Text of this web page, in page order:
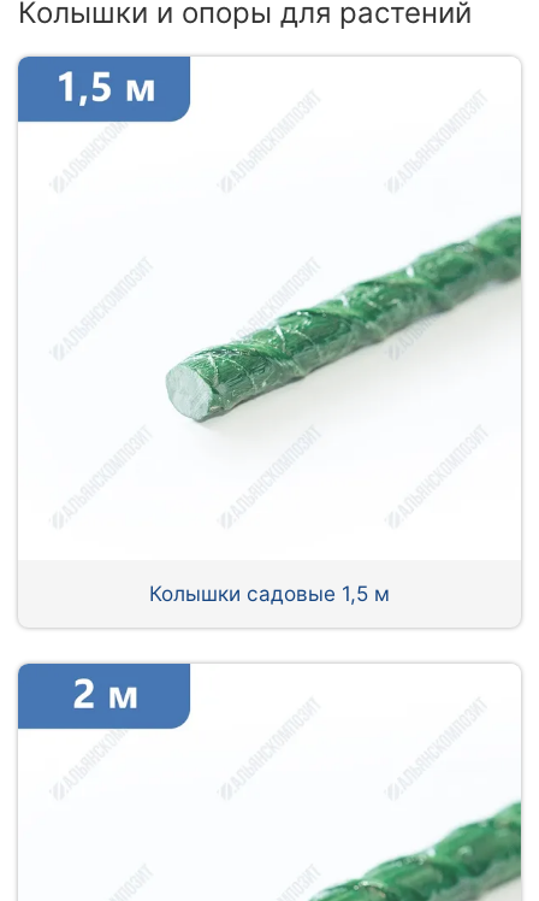
Колышки и опоры для растений
Колышки садовые 1,5 м